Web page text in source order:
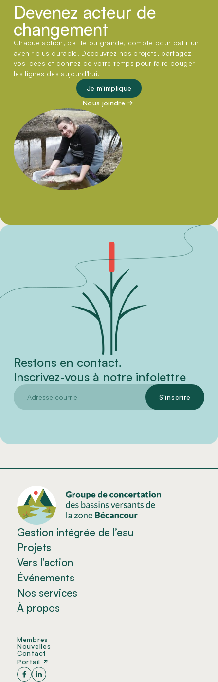
Devenez acteur de
changement
Chaque action, petite ou grande, compte pour bâtir un
avenir plus durable. Découvrez nos projets, partagez
vos idées et donnez de votre temps pour faire bouger
les lignes dès aujourd'hui.
Je m'implique
Nous joindre
Restons en contact.
Inscrivez-vous à notre infolettre
Gestion intégrée de l’eau
Projets
Vers l’action
Événements
Nos services
À propos
Membres
Nouvelles
Contact
Portail